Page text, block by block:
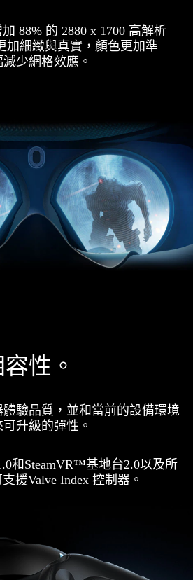
88% 的 2880 x 1700 高解析
加細緻與真實，顏色更加準
少網格效應。
性。
驗品質，並和當前的設備環境
升級的彈性。
和SteamVR™基地台2.0以及所
援Valve Index 控制器。